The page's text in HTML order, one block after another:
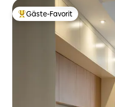
Beliebter Gäste-Favorit.
Gäste-Favorit